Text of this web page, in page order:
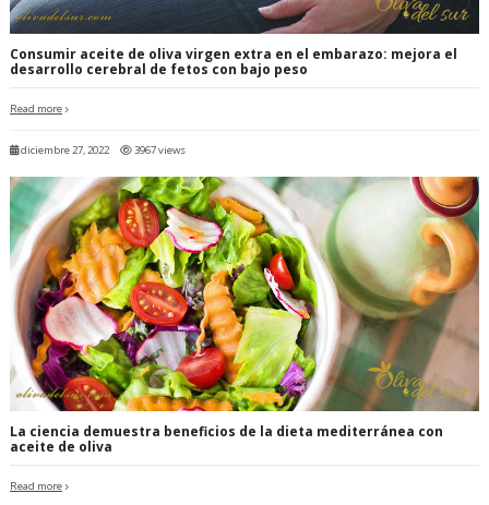
Consumir aceite de oliva virgen extra en el embarazo: mejora el
desarrollo cerebral de fetos con bajo peso
Read more
diciembre 27, 2022 3967 views
La ciencia demuestra beneficios de la dieta mediterránea con
aceite de oliva
Read more